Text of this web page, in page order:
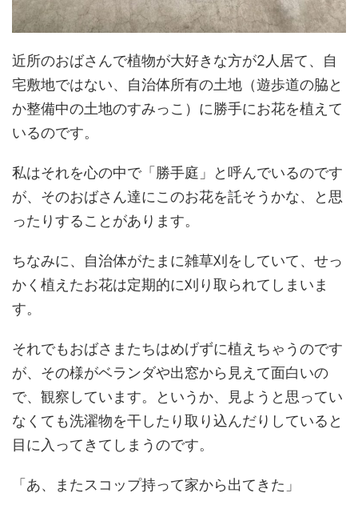
近所のおばさんで植物が大好きな方が2人居て、自
宅敷地ではない、自治体所有の土地（遊歩道の脇と
か整備中の土地のすみっこ）に勝手にお花を植えて
いるのです。
私はそれを心の中で「勝手庭」と呼んでいるのです
が、そのおばさん達にこのお花を託そうかな、と思
ったりすることがあります。
ちなみに、自治体がたまに雑草刈をしていて、せっ
かく植えたお花は定期的に刈り取られてしまいま
す。
それでもおばさまたちはめげずに植えちゃうのです
が、その様がベランダや出窓から見えて面白いの
で、観察しています。というか、見ようと思ってい
なくても洗濯物を干したり取り込んだりしていると
目に入ってきてしまうのです。
「あ、またスコップ持って家から出てきた」